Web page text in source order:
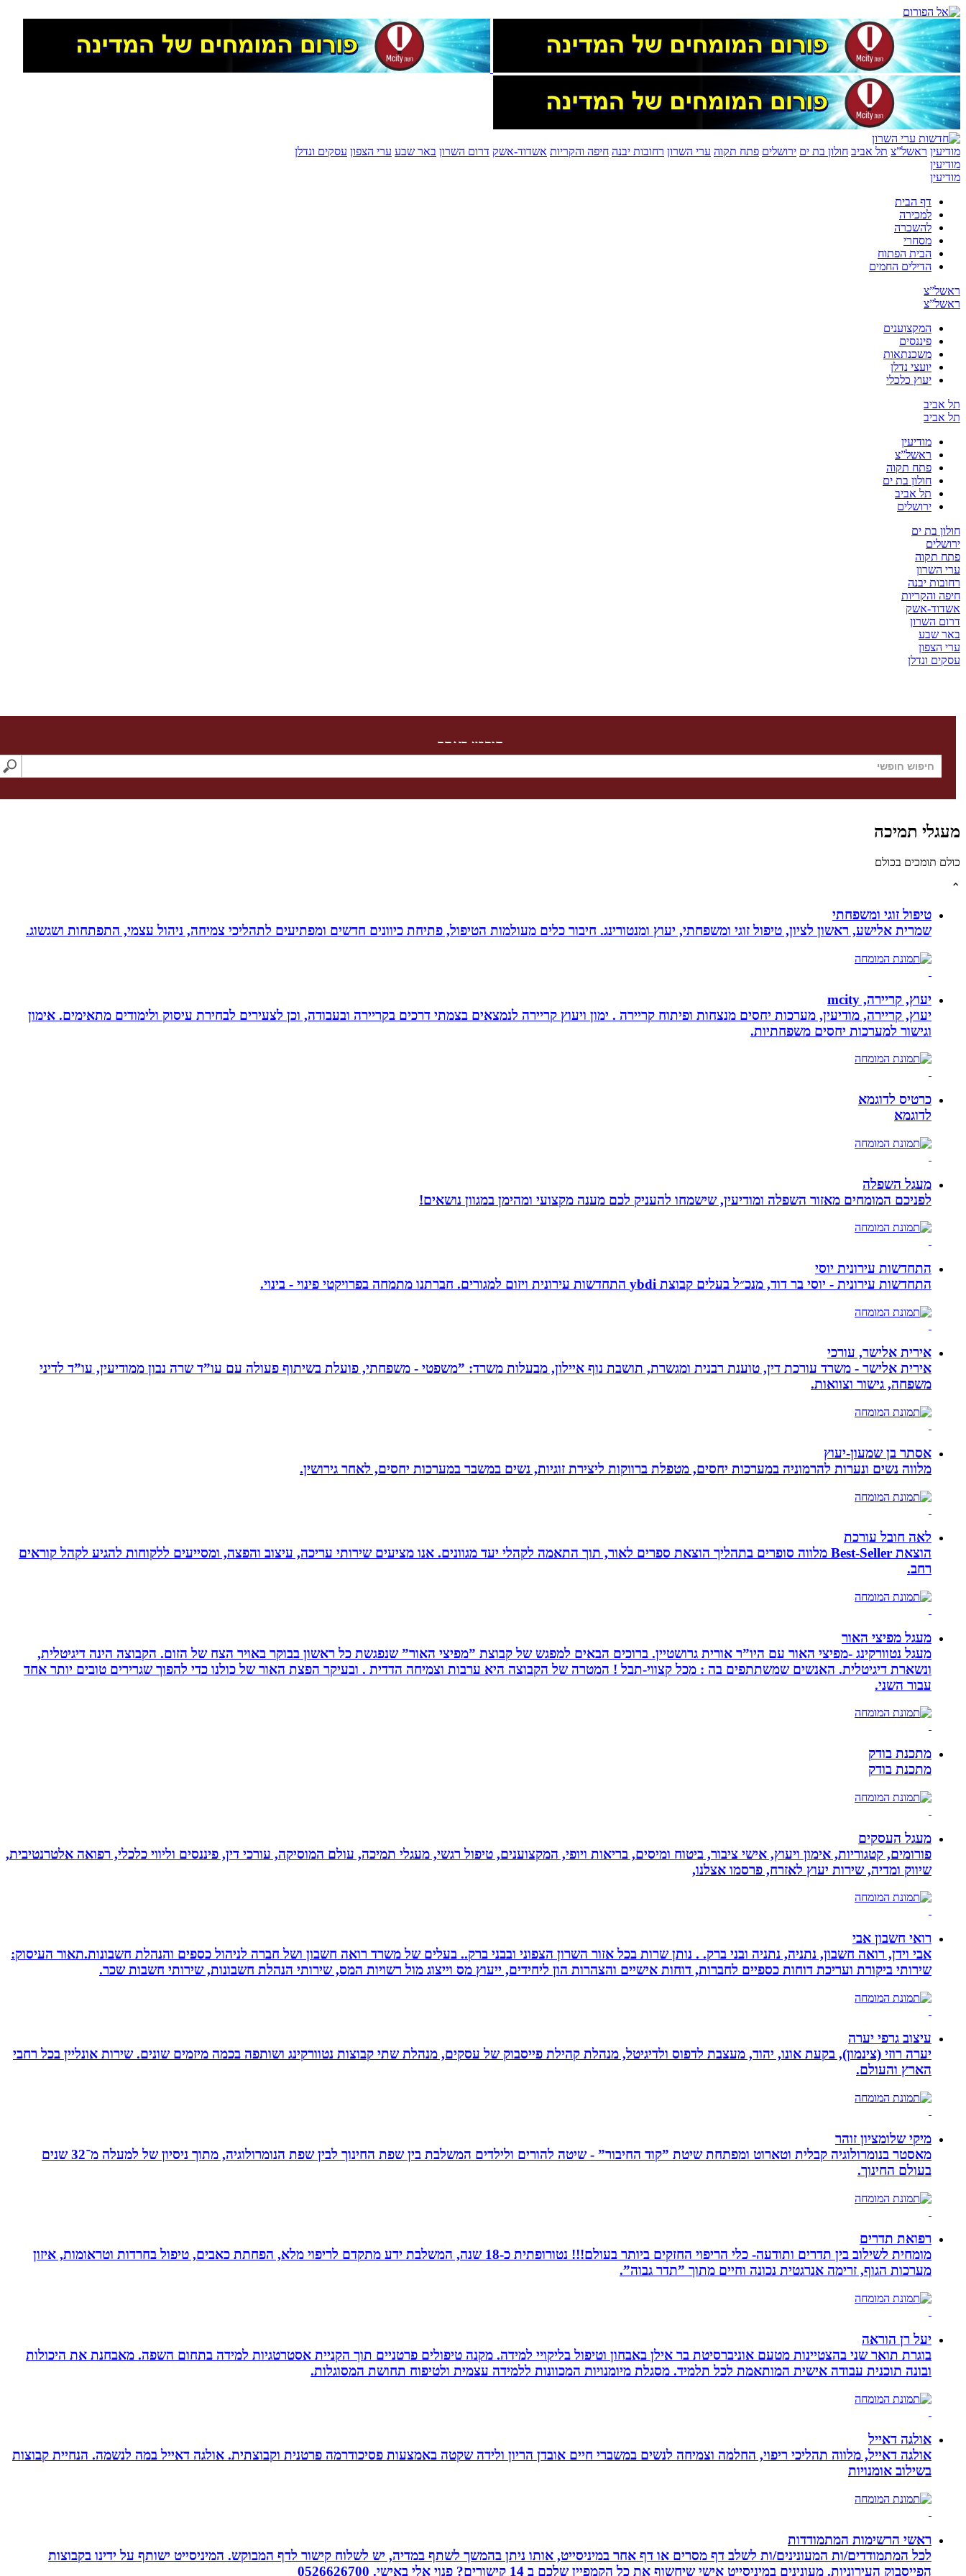
מודיעין ראשל”צ תל אביב חולון בת ים ירושלים פתח תקוה ערי השרון רחובות יבנה חיפה והקריות אשדוד-אשק דרום השרון באר שבע ערי הצפון עסקים ונדלן
מודיעין
מודיעין
דף הבית
למכירה
להשכרה
מסחרי
הבית הפתוח
הדילים החמים
ראשל”צ
ראשל”צ
המקצוענים
פיננסים
משכנתאות
יועצי נדלן
יעוץ כלכלי
תל אביב
תל אביב
מודיעין
ראשל”צ
פתח תקוה
חולון בת ים
תל אביב
ירושלים
חולון בת ים
ירושלים
פתח תקוה
ערי השרון
רחובות יבנה
חיפה והקריות
אשדוד-אשק
דרום השרון
באר שבע
ערי הצפון
עסקים ונדלן
חיפוש באתר
מעגלי תמיכה
כולם תומכים בכולם
⌃
טיפול זוגי ומשפחתי
שמרית אלישע, ראשון לציון, טיפול זוגי ומשפחתי, יעוץ ומנטורינג. חיבור כלים מעולמות הטיפול, פתיחת כיוונים חדשים ומפתיעים לתהליכי צמיחה, ניהול עצמי, התפתחות ושגשוג.
יעוץ, קריירה, mcity
יעוץ, קריירה, מודיעין, מערכות יחסים מנצחות ופיתוח קריירה . ימון ויעוץ קריירה לנמצאים בצמתי דרכים בקריירה ובעבודה, וכן לצעירים לבחירת עיסוק ולימודים מתאימים. אימון
וגישור למערכות יחסים משפחתיות.
כרטיס לדוגמא
לדוגמא
מעגל השפלה
לפניכם המומחים מאזור השפלה ומודיעין, שישמחו להעניק לכם מענה מקצועי ומהימן במגוון נושאים!
התחדשות עירונית יוסי
התחדשות עירונית - יוסי בר דוד, מנכ״ל בעלים קבוצת ybdi התחדשות עירונית ויזום למגורים. חברתנו מתמחה בפרויקטי פינוי - בינוי.
אירית אלישר, עורכי
אירית אלישר - משרד עורכת דין, טוענת רבנית ומגשרת, תושבת נוף איילון, מבעלות משרד: ”משפטי - משפחתי, פועלת בשיתוף פעולה עם עו”ד שרה נבון ממודיעין, עו”ד לדיני
משפחה, גישור וצוואות.
אסתר בן שמעון-יעוץ
מלווה נשים ונערות להרמוניה במערכות יחסים, מטפלת ברווקות ליצירת זוגיות, נשים במשבר במערכות יחסים, לאחר גירושין.
לאה חובל עורכת
הוצאת Best-Seller מלווה סופרים בתהליך הוצאת ספרים לאור, תוך התאמה לקהלי יעד מגוונים. אנו מציעים שירותי עריכה, עיצוב והפצה, ומסייעים ללקוחות להגיע לקהל קוראים
רחב.
מעגל מפיצי האור
מעגל נטוורקינג -מפיצי האור עם היו”ר אורית גרושטיין. ברוכים הבאים למפגש של קבוצת ”מפיצי האור” שנפגשת כל ראשון בבוקר באויר הצח של הזום. הקבוצה הינה דיגיטלית,
ונשארת דיגיטלית. האנשים שמשתתפים בה : מכל קצווי-תבל ! המטרה של הקבוצה היא ערבות וצמיחה הדדית . ובעיקר הפצת האור של כולנו כדי להפוך שגרירים טובים יותר אחד
עבור השני.
מתכנת בודק
מתכנת בודק
מעגל העסקים
פורומים, קטגוריות, אימון ויעוץ, אישי ציבור, ביטוח ומיסים, בריאות ויופי, המקצוענים, טיפול רגשי, מעגלי תמיכה, עולם המוסיקה, עורכי דין, פיננסים וליווי כלכלי, רפואה אלטרנטיבית,
שיווק ומדיה, שירות יעוץ לאזרח, פרסמו אצלנו,
רואי חשבון אבי
אבי וידן, רואה חשבון, נתניה, נתניה ובני ברק. . נותן שרות בכל אזור השרון הצפוני ובבני ברק.. בעלים של משרד רואה חשבון ושל חברה לניהול כספים והנהלת חשבונות.תאור העיסוק:
שירותי ביקורת ועריכת דוחות כספיים לחברות, דוחות אישיים והצהרות הון ליחידים, ייעוץ מס וייצוג מול רשויות המס, שירותי הנהלת חשבונות, שירותי חשבות שכר.
עיצוב גרפי יערה
יערה רוזי (צינמון), בקעת אונו, יהוד, מעצבת לדפוס ולדיגיטל, מנהלת קהילת פייסבוק של עסקים, מנהלת שתי קבוצות נטוורקינג ושותפה בכמה מיזמים שונים. שירות אונליין בכל רחבי
הארץ והעולם.
מיקי שלומציון זוהר
מאסטר בנומרולוגיה קבלית וטארוט ומפתחת שיטת ”קוד החיבור” - שיטה להורים ולילדים המשלבת בין שפת החינוך לבין שפת הנומרולוגיה, מתוך ניסיון של למעלה מ־32 שנים
בעולם החינוך.
רפואת תדרים
מומחית לשילוב בין תדרים ותודעה- כלי הריפוי החזקים ביותר בעולם!!! נטורופתית כ-18 שנה, המשלבת ידע מתקדם לריפוי מלא, הפחתת כאבים, טיפול בחרדות וטראומות, איזון
מערכות הגוף, זרימה אנרגטית נכונה וחיים מתוך ”תדר גבוה”.
יעל רן הוראה
בוגרת תואר שני בהצטיינות מטעם אוניברסיטת בר אילן באבחון וטיפול בליקויי למידה. מקנה טיפולים פרטניים תוך הקניית אסטרטגיות למידה בתחום השפה. מאבחנת את היכולות
ובונה תוכנית עבודה אישית המותאמת לכל תלמיד. מסגלת מיומנויות המכוונות ללמידה עצמית ולטיפוח תחושת המסוגלות.
אולגה דאייל
אולגה דאייל, מלווה תהליכי ריפוי, החלמה וצמיחה לנשים במשברי חיים אובדן הריון ולידה שקטה באמצעות פסיכודרמה פרטנית וקבוצתית. אולגה דאייל במה לנשמה. ‏הנחיית קבוצות
בשילוב אומנויות‏
ראשי הרשימות המתמודדות
לכל המתמודדים/ות המעונינים/ות לשלב דף מסרים או דף אחר במיניסייט, אותו ניתן בהמשך לשתף במדיה, יש לשלוח קישור לדף המבוקש. המיניסייט ישותף על ידינו בקבוצות
הפייסבוק העירוניות. מעונינים במיניסייט אישי שיחשוף את כל הקמפיין שלכם ב 14 קישורים? פנוי אלי באישי. 0526626700